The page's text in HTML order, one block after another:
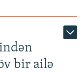
bir ailə